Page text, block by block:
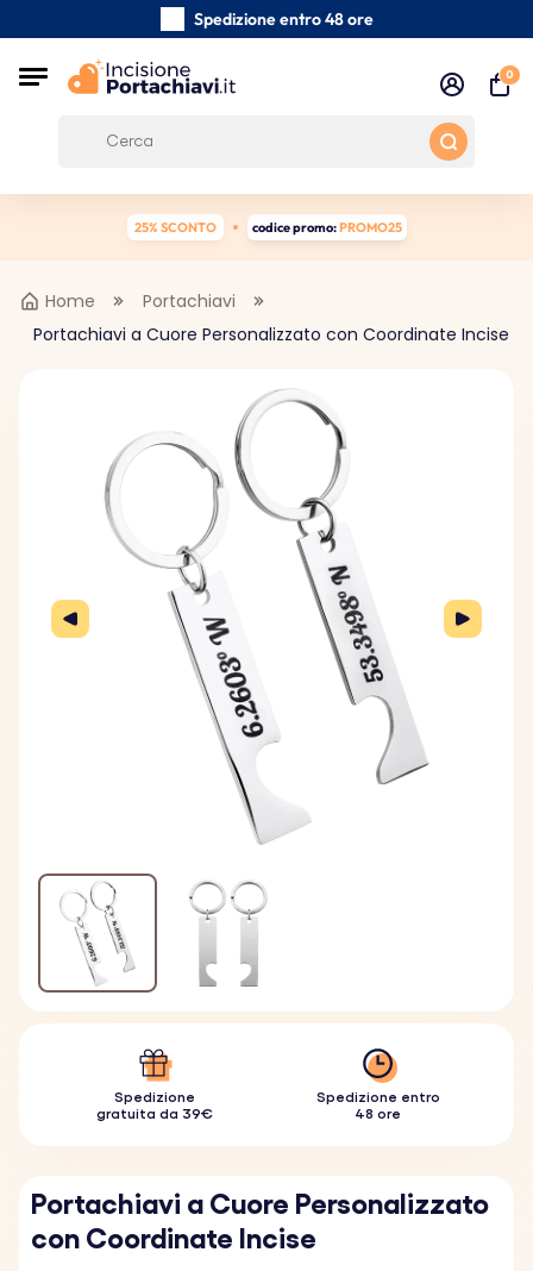
Spedizione entro 48 ore
Recensioni dei clienti:
0
25% SCONTO codice promo:PROMO25
Home
Portachiavi
Portachiavi a Cuore Personalizzato con Coordinate Incise
Spedizione
gratuita da 39€
Spedizione entro
48 ore
Portachiavi a Cuore Personalizzato
con Coordinate Incise